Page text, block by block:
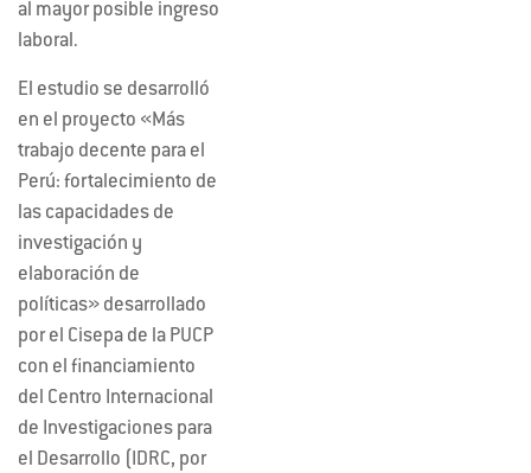
al mayor posible ingreso
laboral.
El estudio se desarrolló
en el proyecto «Más
trabajo decente para el
Perú: fortalecimiento de
las capacidades de
investigación y
elaboración de
políticas» desarrollado
por el Cisepa de la PUCP
con el financiamiento
del Centro Internacional
de Investigaciones para
el Desarrollo (IDRC, por